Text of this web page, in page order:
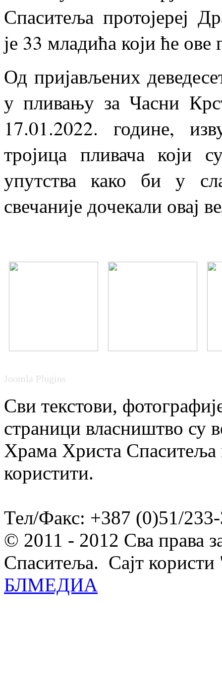
Спаситеља протојереј
је 33 младића који ће
Од пријављених
у пливању за Часни
17.01.2022. године,
тројица пливача који
упутства како би у
свечаније дочекали овај
Joomla Plugins
Сви текстови,
страници власништво су
Храма Христа Спаситеља
користити.
Тел/Факс: +387 (0)51/
© 2011 - 2012 Сва права
Спаситеља. Сајт
БЛМЕДИА